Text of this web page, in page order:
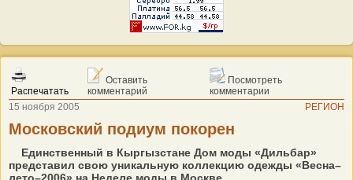
Распечатать
Оставить
комментарий
Посмотреть
комментарии
15 ноября 2005
РЕГИОН
Московский подиум покорен
Единственный в Кыргызстане Дом моды «Дильбар»
представил свою уникальную коллекцию одежды «Весна–